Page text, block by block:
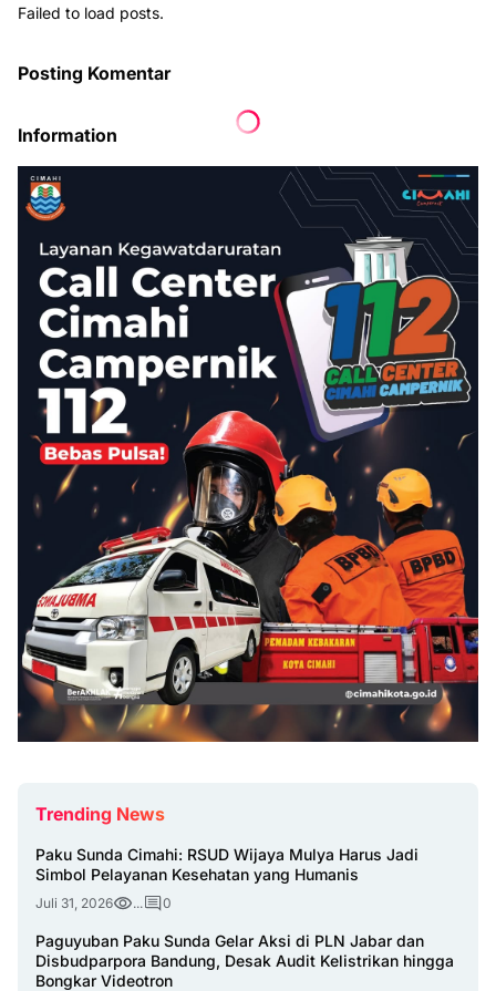
Failed to load posts.
Posting Komentar
Information
Trending News
Paku Sunda Cimahi: RSUD Wijaya Mulya Harus Jadi
Simbol Pelayanan Kesehatan yang Humanis
Juli 31, 2026 ... 0
Paguyuban Paku Sunda Gelar Aksi di PLN Jabar dan
Disbudparpora Bandung, Desak Audit Kelistrikan hingga
Bongkar Videotron